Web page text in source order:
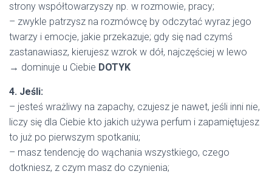
strony współtowarzyszy np. w rozmowie, pracy;
– zwykle patrzysz na rozmówcę by odczytać wyraz jego
twarzy i emocje, jakie przekazuje; gdy się nad czymś
zastanawiasz, kierujesz wzrok w dół, najczęściej w lewo
→ dominuje u Ciebie DOTYK
4. Jeśli:
– jesteś wrażliwy na zapachy, czujesz je nawet, jeśli inni nie,
liczy się dla Ciebie kto jakich używa perfum i zapamiętujesz
to już po pierwszym spotkaniu;
– masz tendencję do wąchania wszystkiego, czego
dotkniesz, z czym masz do czynienia;